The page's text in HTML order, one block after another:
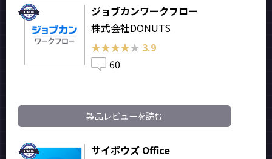
ジョブカンワークフロー
株式会社DONUTS
★★★★★
★★★★★ 3.9
60
製品レビューを読む
サイボウズ Office